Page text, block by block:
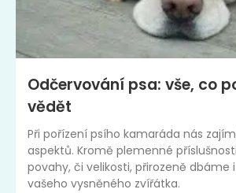
Odčervování psa: vše, co
vědět
Při pořízení psího kamaráda nás
aspektů. Kromě plemenné
povahy, či velikosti, přirozeně dbáme
vašeho vysněného zvířátka.